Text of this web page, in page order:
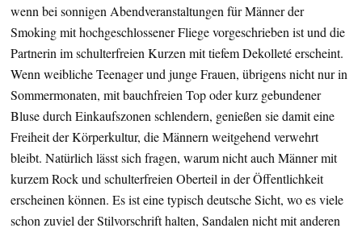
wenn bei sonnigen Abendveranstaltungen für Männer der
Smoking mit hochgeschlossener Fliege vorgeschrieben ist und die
Partnerin im schulterfreien Kurzen mit tiefem Dekolleté erscheint.
Wenn weibliche Teenager und junge Frauen, übrigens nicht nur in
Sommermonaten, mit bauchfreien Top oder kurz gebundener
Bluse durch Einkaufszonen schlendern, genießen sie damit eine
Freiheit der Körperkultur, die Männern weitgehend verwehrt
bleibt. Natürlich lässt sich fragen, warum nicht auch Männer mit
kurzem Rock und schulterfreien Oberteil in der Öffentlichkeit
erscheinen können. Es ist eine typisch deutsche Sicht, wo es viele
schon zuviel der Stilvorschrift halten, Sandalen nicht mit anderen